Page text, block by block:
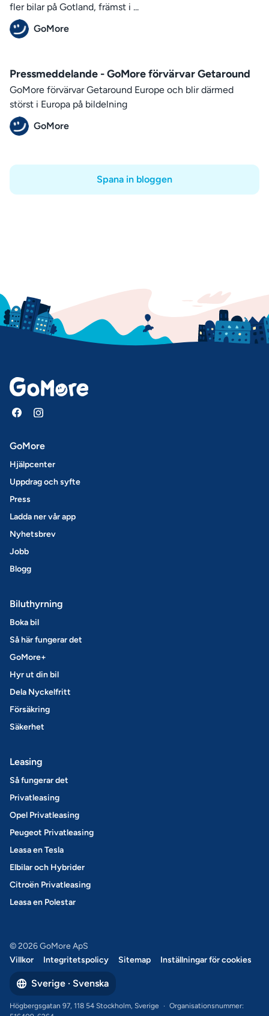
fler bilar på Gotland, främst i ...
GoMore
Pressmeddelande - GoMore förvärvar Getaround
GoMore förvärvar Getaround Europe och blir därmed
störst i Europa på bildelning
GoMore
Spana in bloggen
GoMore
Hjälpcenter
Uppdrag och syfte
Press
Ladda ner vår app
Nyhetsbrev
Jobb
Blogg
Biluthyrning
Boka bil
Så här fungerar det
GoMore+
Hyr ut din bil
Dela Nyckelfritt
Försäkring
Säkerhet
Leasing
Så fungerar det
Privatleasing
Opel Privatleasing
Peugeot Privatleasing
Leasa en Tesla
Elbilar och Hybrider
Citroën Privatleasing
Leasa en Polestar
© 2026 GoMore ApS
Villkor
Integritetspolicy Sitemap Inställningar för cookies
Sverige · Svenska
Högbergsgatan 97, 118 54 Stockholm, Sverige · Organisationsnummer: